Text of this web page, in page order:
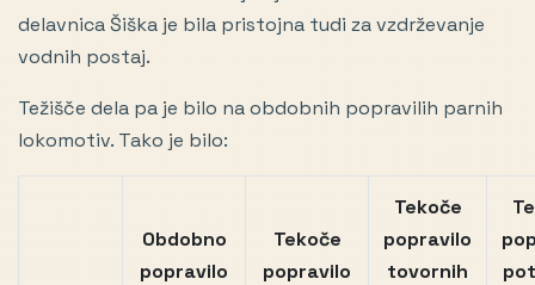
delavnica Šiška je bila pristojna tudi za vzdrževanje
vodnih postaj.
Težišče dela pa je bilo na obdobnih popravilih parnih
lokomotiv. Tako je bilo:
Obdobno
popravilo
Tekoče
popravilo
Tekoče
popravilo
tovornih